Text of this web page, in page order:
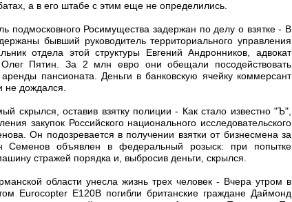
а в его штабе с этим еще не определились.
подмосковного Росимущества задержан по делу о взятке - В
бывший руководитель территориального управления
отдела этой структуры Евгений Андронников, адвокат
Пятин. За 2 млн евро они обещали посодействовать
пансионата. Деньги в банковскую ячейку коммерсант
дождался.
скрылся, оставив взятку полиции - Как стало известно "Ъ",
закупок Российского национального исследовательского
Он подозревается в получении взятки от бизнесмена за
Семенов объявлен в федеральный розыск: при попытке
стражей порядка и, выбросив деньги, скрылся.
области унесла жизнь трех человек - Вчера утром в
Eurocopter Е120В погибли британские граждане Даймонд